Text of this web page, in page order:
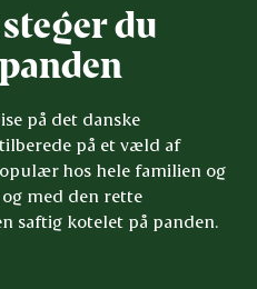
du
på det danske
på et væld af
hos hele familien og
med den rette
saftig kotelet på panden.